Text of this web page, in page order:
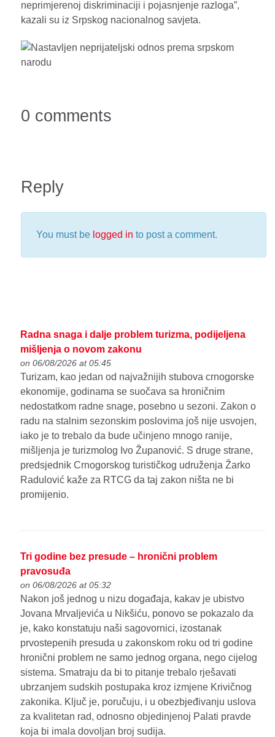
neprimjerenoj diskriminaciji i pojasnjenje razloga”,
kazali su iz Srpskog nacionalnog savjeta.
0 comments
Reply
You must be logged in to post a comment.
Radna snaga i dalje problem turizma, podijeljena
mišljenja o novom zakonu
on 06/08/2026 at 05:45
Turizam, kao jedan od najvažnijih stubova crnogorske
ekonomije, godinama se suočava sa hroničnim
nedostatkom radne snage, posebno u sezoni. Zakon o
radu na stalnim sezonskim poslovima još nije usvojen,
iako je to trebalo da bude učinjeno mnogo ranije,
mišljenja je turizmolog Ivo Županović. S druge strane,
predsjednik Crnogorskog turističkog udruženja Žarko
Radulović kaže za RTCG da taj zakon ništa ne bi
promijenio.
Tri godine bez presude – hronični problem
pravosuđa
on 06/08/2026 at 05:32
Nakon još jednog u nizu događaja, kakav je ubistvo
Jovana Mrvaljevića u Nikšiću, ponovo se pokazalo da
je, kako konstatuju naši sagovornici, izostanak
prvostepenih presuda u zakonskom roku od tri godine
hronični problem ne samo jednog organa, nego cijelog
sistema. Smatraju da bi to pitanje trebalo rješavati
ubrzanjem sudskih postupaka kroz izmjene Krivičnog
zakonika. Ključ je, poručuju, i u obezbjeđivanju uslova
za kvalitetan rad, odnosno objedinjenoj Palati pravde
koja bi imala dovoljan broj sudija.